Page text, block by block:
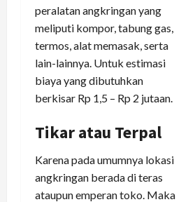
peralatan angkringan yang
meliputi kompor, tabung gas,
termos, alat memasak, serta
lain-lainnya. Untuk estimasi
biaya yang dibutuhkan
berkisar Rp 1,5 – Rp 2 jutaan.
Tikar atau Terpal
Karena pada umumnya lokasi
angkringan berada di teras
ataupun emperan toko. Maka